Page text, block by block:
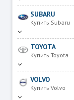
SUBARU
Купить Subaru
TOYOTA
Купить Toyota
VOLVO
Купить Volvo